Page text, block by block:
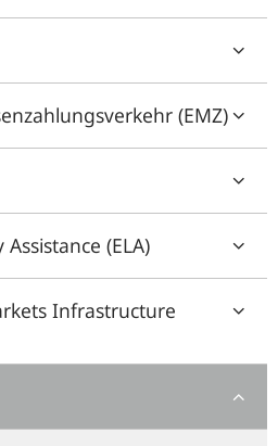
(EMZ)
(ELA)
Infrastructure